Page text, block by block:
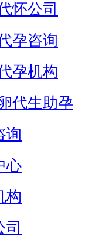
怀公司
孕咨询
孕机构
代生助孕
询
心
构
司